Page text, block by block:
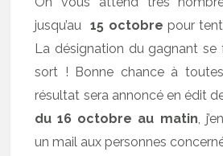
jusqu’au
15 octobre pour
La désignation du gagnant se
sort ! Bonne chance à
résultat sera annoncé en édit
du 16 octobre au matin ,
un mail aux personnes